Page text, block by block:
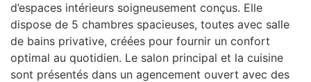
d’espaces intérieurs soigneusement conçus. Elle
dispose de 5 chambres spacieuses, toutes avec salle
de bains privative, créées pour fournir un confort
optimal au quotidien. Le salon principal et la cuisine
sont présentés dans un agencement ouvert avec des